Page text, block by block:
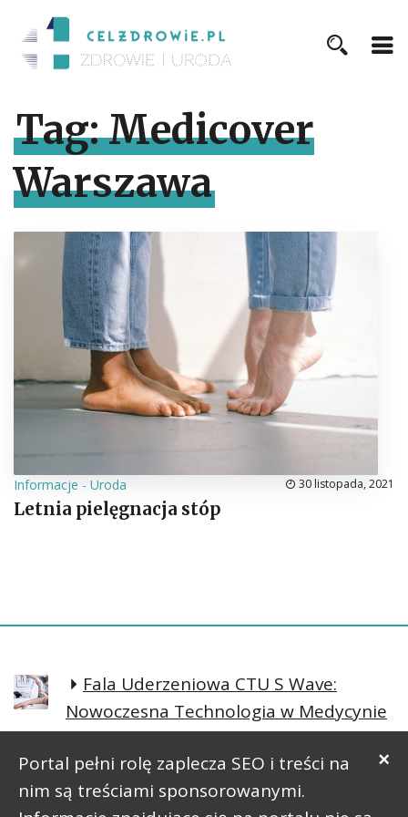
×
Portal pełni rolę zaplecza SEO i treści na
nim są treściami sponsorowanymi.
Tag:Medicover
Warszawa
Informacje - Uroda 30 listopada, 2021
Letnia pielęgnacja stóp
Fala Uderzeniowa CTU S Wave:
Nowoczesna Technologia w Medycynie
Regeneracyjnej
Prosta postawa lepsze samopoczucie